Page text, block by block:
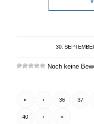
30. /
Noch keine
« ‹ 36 37
40 › »